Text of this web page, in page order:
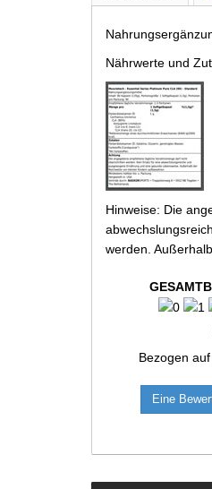
Nährwerte und
Hinweise: Die
werden.
Bezogen
Eine